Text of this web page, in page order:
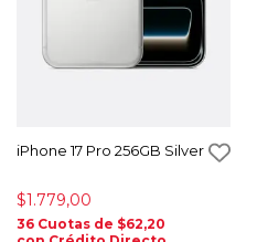
iPhone 17 Pro 256GB Silver
$1.779,00
36 Cuotas de $62,20